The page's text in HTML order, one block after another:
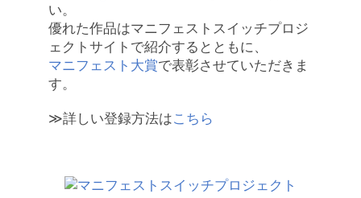
い。
優れた作品はマニフェストスイッチプロジ
ェクトサイトで紹介するとともに、
マニフェスト大賞で表彰させていただきま
す。
≫詳しい登録方法はこちら